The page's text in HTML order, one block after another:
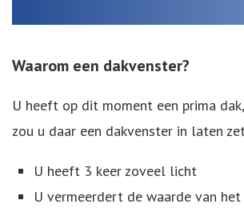
Waarom een dakvenster?
U heeft op dit moment een prima
zou u daar een dakvenster in laten
U heeft 3 keer zoveel licht
U vermeerdert de waarde van het